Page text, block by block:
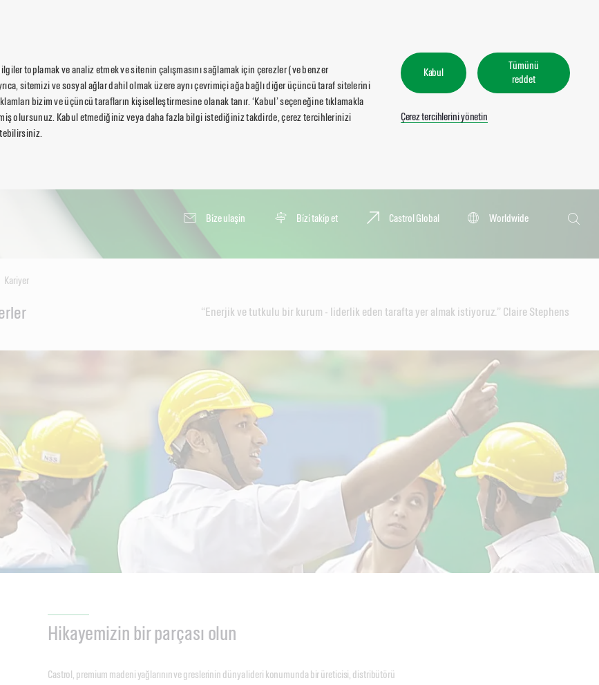
toplamak ve analiz etmek ve sitenin çalışmasını sağlamak için çerezler (ve benzer
sitemizi ve sosyal ağlar dahil olmak üzere aynı çevrimiçi ağa bağlı diğer üçüncü taraf sitelerini
bizim ve üçüncü tarafların kişiselleştirmesine olanak tanır. ‘Kabul’ seçeneğine tıklamakla
olursunuz. Kabul etmediğiniz veya daha fazla bilgi istediğiniz takdirde, çerez tercihlerinizi
Kabul
Tümünü
reddet
Çerez tercihlerini yönetin
Bi̇ze ulaşin Bi̇zi̇ taki̇p et Castrol Global
Worldwide
Ara
Kariyer
“Enerjik ve tutkulu bir kurum - liderlik eden tarafta yer almak istiyoruz.” Claire Stephens
Hikayemizin bir parçası olun
Castrol, premium madeni yağlarının ve greslerinin dünya lideri konumunda bir üreticisi, distribütörü